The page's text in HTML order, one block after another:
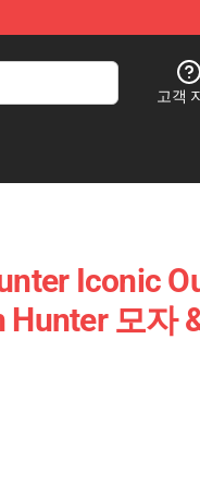
고객
Iconic
Hunter 모자